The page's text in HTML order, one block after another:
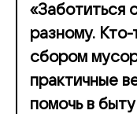
«Заботиться
разному.
сбором
практичные
помочь в